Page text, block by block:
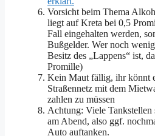
Vorsicht beim Thema
liegt auf Kreta bei 0,5
Fall eingehalten werden,
Bußgelder. Wer noch
Besitz des „Lappens“ ist,
Promille)
Kein Maut fällig, ihr könnt
Straßennetz mit dem
zahlen zu müssen
Achtung: Viele Tankstellen
am Abend, also ggf.
Auto auftanken.